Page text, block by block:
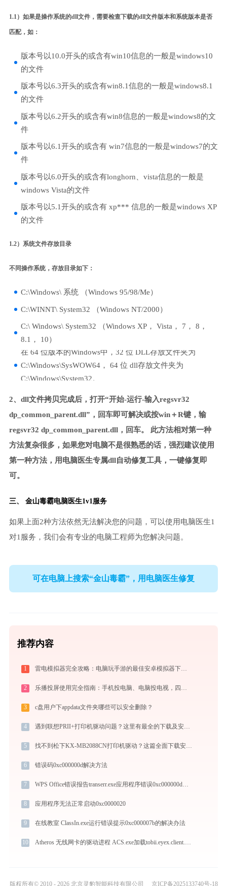
1.1）如果是操作系统的dll文件，需要检查下载的dll文件版本和系统版本是否
匹配，如：
版本号以10.0开头的或含有win10信息的一般是windows10
的文件
版本号以6.3开头的或含有win8.1信息的一般是windows8.1
的文件
版本号以6.2开头的或含有win8信息的一般是windows8的文
件
版本号以6.1开头的或含有 win7信息的一般是windows7的文
件
版本号以6.0开头的或含有longhorn、vista信息的一般是
windows Vista的文件
版本号以5.1开头的或含有 xp*** 信息的一般是windows XP
的文件
1.2）系统文件存放目录
不同操作系统，存放目录如下：
C:\Windows\ 系统 （Windows 95/98/Me）
C:\WINNT\ System32 （Windows NT/2000）
C:\ Windows\ System32 （Windows XP， Vista， 7， 8，
8.1， 10）
在 64 位版本的Windows中，32 位 DLL存放文件夹为
C:\Windows\SysWOW64， 64 位 dll存放文件夹为
C:\Windows\System32。
2、dll文件拷贝完成后，打开“开始-运行-输入regsvr32
dp_common_parent.dll”，回车即可解决或按win＋R键，输
regsvr32 dp_common_parent.dll，回车。 此方法相对第一种
方法复杂很多，如果您对电脑不是很熟悉的话，强烈建议使用
第一种方法，用电脑医生专属dll自动修复工具，一键修复即
可。
三、 金山毒霸电脑医生1v1服务
如果上面2种方法依然无法解决您的问题，可以使用电脑医生1
对1服务，我们会有专业的电脑工程师为您解决问题。
可在电脑上搜索“金山毒霸”，用电脑医生修复
推荐内容
1 雷电模拟器完全攻略：电脑玩手游的最佳安卓模拟器下载安装与优化配置指南
2 乐播投屏使用完全指南：手机投电脑、电脑投电视，四种连接方式一篇讲透
3 c盘用户下appdata文件夹哪些可以安全删除？
4 遇到联想PRII+打印机驱动问题？这里有最全的下载及安装指导
5 找不到松下KX-MB2088CN打印机驱动？这篇全面下载安装指南帮到你
6 错误码0xc000000d解决方法
7 WPS Office错误报告transerr.exe应用程序错误0xc000000d解决方法
8 应用程序无法正常启动0xc0000020
9 在线教室 ClassIn.exe运行错误提示0xc000007b的解决办法
10 Atheros 无线网卡的驱动进程 ACS.exe加载tobii.eyex.client.dll文件丢失处理办法
版权所有© 2010 - 2026 北京灵豹智能科技有限公司 京ICP备2025133740号-18